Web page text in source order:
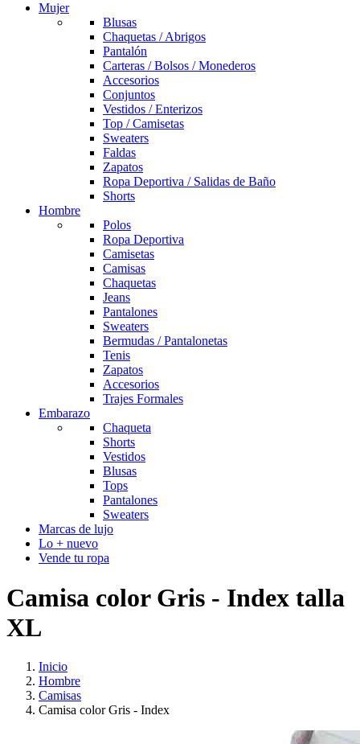
Mujer
Blusas
Chaquetas / Abrigos
Pantalón
Carteras / Bolsos / Monederos
Accesorios
Conjuntos
Vestidos / Enterizos
Top / Camisetas
Sweaters
Faldas
Zapatos
Ropa Deportiva / Salidas de Baño
Shorts
Hombre
Polos
Ropa Deportiva
Camisetas
Camisas
Chaquetas
Jeans
Pantalones
Sweaters
Bermudas / Pantalonetas
Tenis
Zapatos
Accesorios
Trajes Formales
Embarazo
Chaqueta
Shorts
Vestidos
Blusas
Tops
Pantalones
Sweaters
Marcas de lujo
Lo + nuevo
Vende tu ropa
Camisa color Gris - Index talla
XL
Inicio
Hombre
Camisas
Camisa color Gris - Index